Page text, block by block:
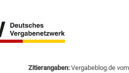
Zitierangaben: Vergabeblog.de